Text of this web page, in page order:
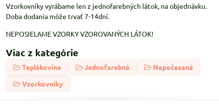
Vzorkovníky vyrábame len z jednofarebných látok, na objednávku.
Doba dodania môže trvať 7-14dní.
NEPOSIELAME VZORKY VZOROVANÝCH LÁTOK!
Viac z kategórie
Teplákovina Jednofarebná
Nepočesaná
Vzorkovníky